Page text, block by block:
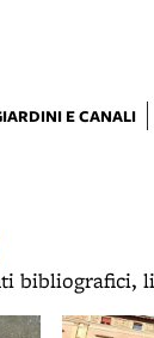
E CANALI
bibliografici,